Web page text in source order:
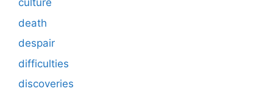
culture
death
despair
difficulties
discoveries